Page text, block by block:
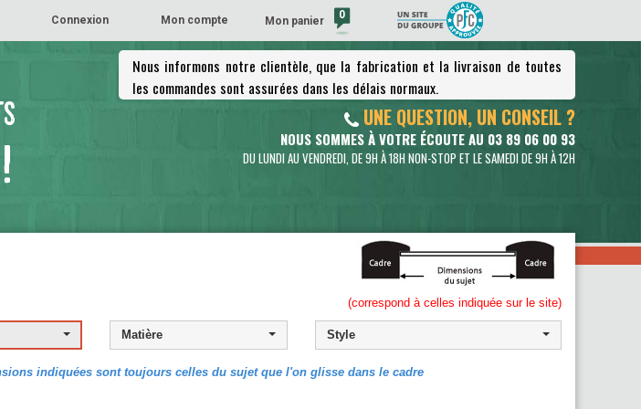
Mon panier 0
(vide)
Mon compte
Connexion
Nous informons notre clientèle, que la fabrication et la livraison de toutes
les commandes sont assurées dans les délais normaux.
UNE QUESTION, UN CONSEIL ?
NOUS SOMMES À VOTRE ÉCOUTE AU 03 89 06 00 93
DU LUNDI AU VENDREDI, DE 9H À 18H NON-STOP ET LE SAMEDI DE 9H À 12H
(correspond à celles indiquée sur le site)
Matière Style
indiquées sont toujours celles du sujet que l'on glisse dans le cadre